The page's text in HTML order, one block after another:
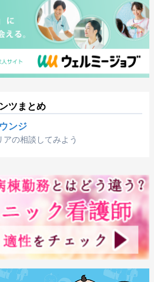
ツまとめ
ンジ
の相談してみよう